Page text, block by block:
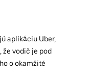
aplikáciu Uber,
že vodič je pod
o okamžité